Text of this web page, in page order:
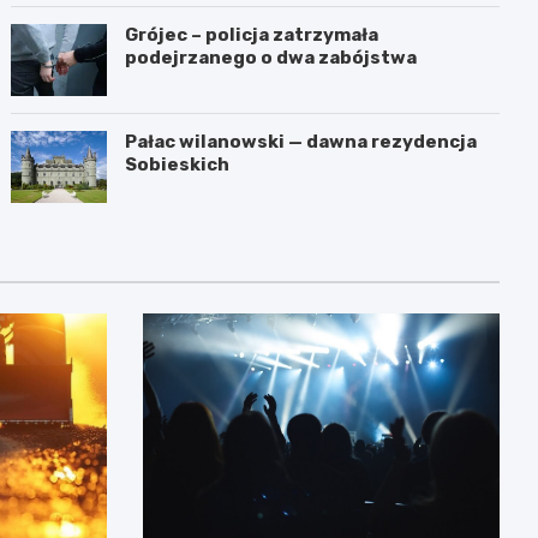
Grójec – policja zatrzymała
podejrzanego o dwa zabójstwa
Pałac wilanowski — dawna rezydencja
Sobieskich